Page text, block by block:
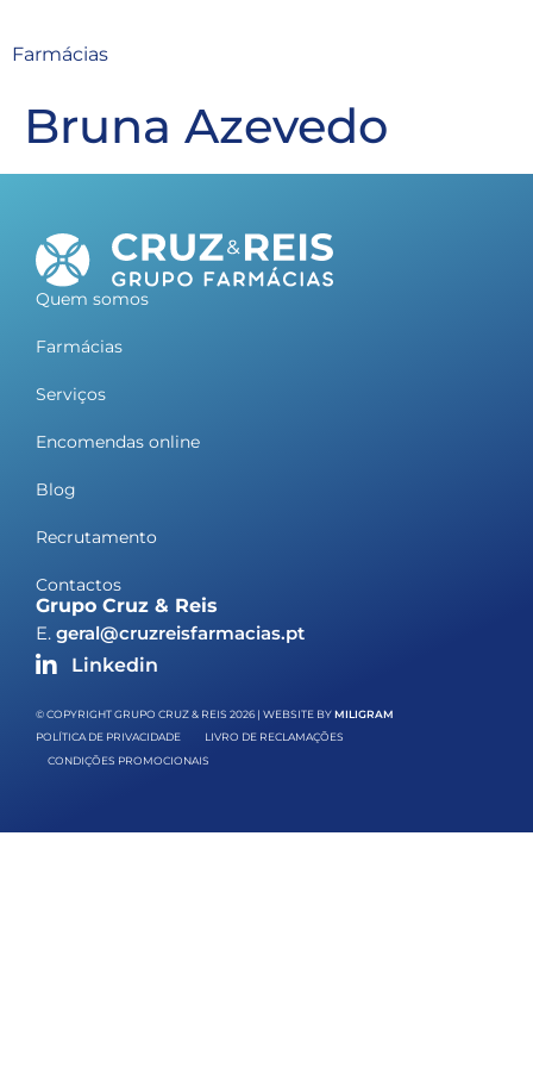
Farmácias
Bruna Azevedo
Quem somos
Farmácias
Serviços
Encomendas online
Blog
Recrutamento
Contactos
Grupo Cruz & Reis
E. geral@cruzreisfarmacias.pt
Linkedin
© COPYRIGHT GRUPO CRUZ & REIS 2026 | WEBSITE BYMILIGRAM
POLÍTICA DE PRIVACIDADE
LIVRO DE RECLAMAÇÕES
CONDIÇÕES PROMOCIONAIS